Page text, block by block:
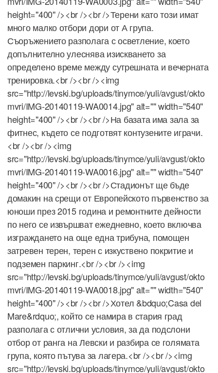
height="400" /><br /><br />Терени като този имат
много малко отбори дори от А група.
Съоръжението разполага с осветление, което
допълнително улеснява изискването за
определено време между сутрешната и вечерната
тренировка.<br /><br /><img
src="http://levski.bg/uploads/tinymce/yuli/avgust/okto
mvri/IMG-20140119-WA0014.jpg" alt="" width="540"
height="400" /><br /><br />На базата има зала за
фитнес, където се подготвят контузените играчи.
<br /><br /><img
src="http://levski.bg/uploads/tinymce/yuli/avgust/okto
mvri/IMG-20140119-WA0016.jpg" alt="" width="540"
height="400" /><br /><br />Стадионът ще бъде
домакин на срещи от Европейското първенство за
юноши през 2015 година и ремонтните дейности
по него се извършват ежедневно, което включва
изграждането на още една трибуна, помощен
затревен терен, терен с изкуствено покритие и
подземен паркинг.<br /><br /><img
src="http://levski.bg/uploads/tinymce/yuli/avgust/okto
mvri/IMG-20140119-WA0018.jpg" alt="" width="540"
height="400" /><br /><br />Хотел &bdquo;Casa del
Mare&rdquo;, който се намира в стария град
разполага с отлични условия, за да подслони
отбор от ранга на Левски и разбира се голямата
група, която пътува за лагера.<br /><br /><img
src="http://levski.bg/uploads/tinymce/yuli/avgust/okto